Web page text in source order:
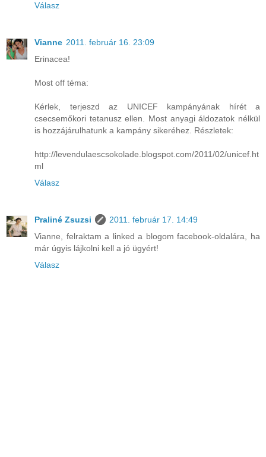
Válasz
Vianne 2011. február 16. 23:09
Erinacea!
Most off téma:
Kérlek, terjeszd az UNICEF kampányának hírét a
csecsemőkori tetanusz ellen. Most anyagi áldozatok nélkül
is hozzájárulhatunk a kampány sikeréhez. Részletek:
http://levendulaescsokolade.blogspot.com/2011/02/unicef.ht
ml
Válasz
Praliné Zsuzsi
2011. február 17. 14:49
Vianne, felraktam a linked a blogom facebook-oldalára, ha
már úgyis lájkolni kell a jó ügyért!
Válasz